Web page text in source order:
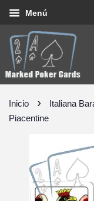
Menú
Inicio ›
Italiana
Piacentine